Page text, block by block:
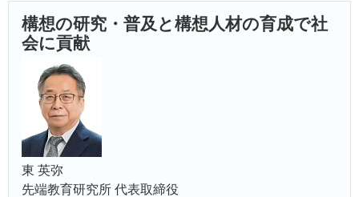
構想の研究・普及と構想人材の育成で社
会に貢献
東 英弥
先端教育研究所 代表取締役